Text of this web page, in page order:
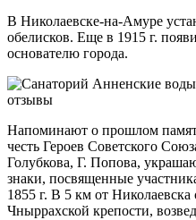
В Николаевске-на-Амуре
обелисков. Еще в 1915 г.
основателю города.
Напоминают о прошлом
честь Героев Советского
Голубкова, Г. Попова,
знаки, посвященные
1855 г. В 5 км от Николаевска
Чныррахской крепости,